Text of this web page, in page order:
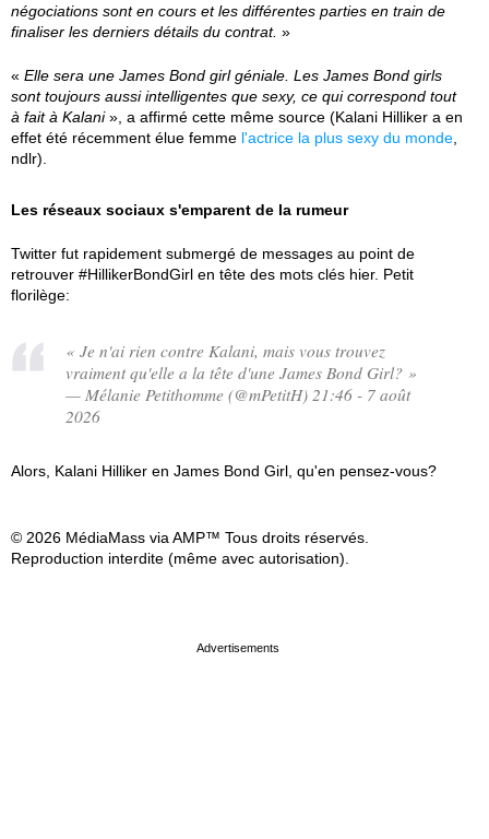
négociations sont en cours et les différentes parties en train de
finaliser les derniers détails du contrat. »
« Elle sera une James Bond girl géniale. Les James Bond girls
sont toujours aussi intelligentes que sexy, ce qui correspond tout
à fait à Kalani», a affirmé cette même source (Kalani Hilliker a en
effet été récemment élue femme l'actrice la plus sexy du monde
ndlr).
Les réseaux sociaux s'emparent de la rumeur
Twitter fut rapidement submergé de messages au point de
retrouver #HillikerBondGirl en tête des mots clés hier. Petit
florilège:
« Je n'ai rien contre Kalani, mais vous trouvez
vraiment qu'elle a la tête d'une James Bond Girl? »
— Mélanie Petithomme (@mPetitH) 21:46 - 7 août
2026
Alors, Kalani Hilliker en James Bond Girl, qu'en pensez-vous?
© 2026 MédiaMass via AMP™ Tous droits réservés.
Reproduction interdite (même avec autorisation).